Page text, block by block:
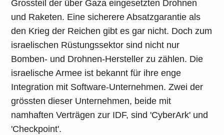
Grossteil der über Gaza eingesetzten Drohnen
und Raketen. Eine sicherere Absatzgarantie als
den Krieg der Reichen gibt es gar nicht. Doch zum
israelischen Rüstungssektor sind nicht nur
Bomben- und Drohnen-Hersteller zu zählen. Die
israelische Armee ist bekannt für ihre enge
Integration mit Software-Unternehmen. Zwei der
grössten dieser Unternehmen, beide mit
namhaften Verträgen zur IDF, sind 'CyberArk' und
'Checkpoint'.